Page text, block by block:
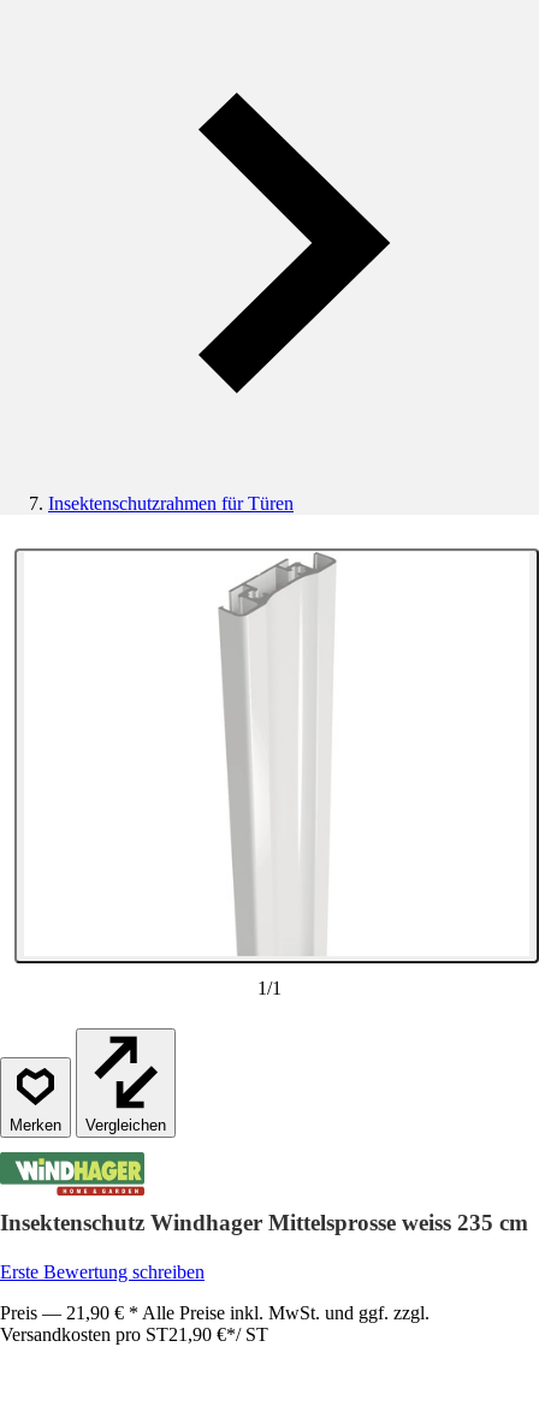
Insektenschutzrahmen für Türen
1/1
Vergleichen
Insektenschutz Windhager Mittelsprosse weiss 235 cm
Erste Bewertung schreiben
Preis — 21,90 € * Alle Preise inkl. MwSt. und ggf. zzgl.
Versandkosten pro ST21,90 €*/ ST